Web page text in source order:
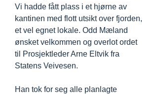
Vi hadde fått plass i et hjørne av
kantinen med flott utsikt over fjorden,
et vel egnet lokale. Odd Mæland
ønsket velkommen og overlot ordet
til Prosjektleder Arne Eltvik fra
Statens Veivesen.
Han tok for seg alle planlagte